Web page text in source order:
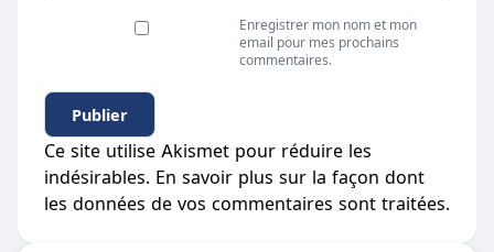
Enregistrer mon nom et mon
email pour mes prochains
commentaires.
Ce site utilise Akismet pour réduire les
indésirables. En savoir plus sur la façon dont
les données de vos commentaires sont traitées.